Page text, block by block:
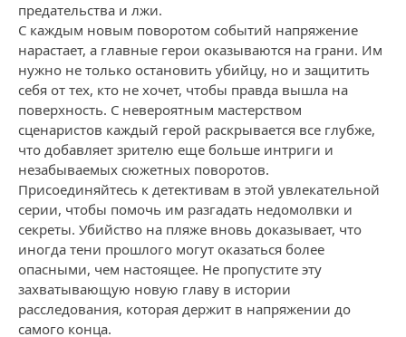
предательства и лжи.
С каждым новым поворотом событий напряжение
нарастает, а главные герои оказываются на грани. Им
нужно не только остановить убийцу, но и защитить
себя от тех, кто не хочет, чтобы правда вышла на
поверхность. С невероятным мастерством
сценаристов каждый герой раскрывается все глубже,
что добавляет зрителю еще больше интриги и
незабываемых сюжетных поворотов.
Присоединяйтесь к детективам в этой увлекательной
серии, чтобы помочь им разгадать недомолвки и
секреты. Убийство на пляже вновь доказывает, что
иногда тени прошлого могут оказаться более
опасными, чем настоящее. Не пропустите эту
захватывающую новую главу в истории
расследования, которая держит в напряжении до
самого конца.